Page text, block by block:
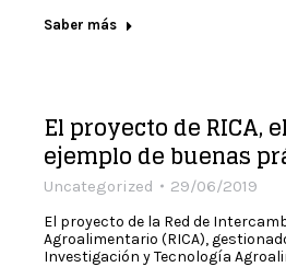
Saber más
El proyecto de RICA,
ejemplo de buenas
Uncategorized 29/06/2019
El proyecto de la Red de
Agroalimentario (RICA),
Investigación y Tecnología